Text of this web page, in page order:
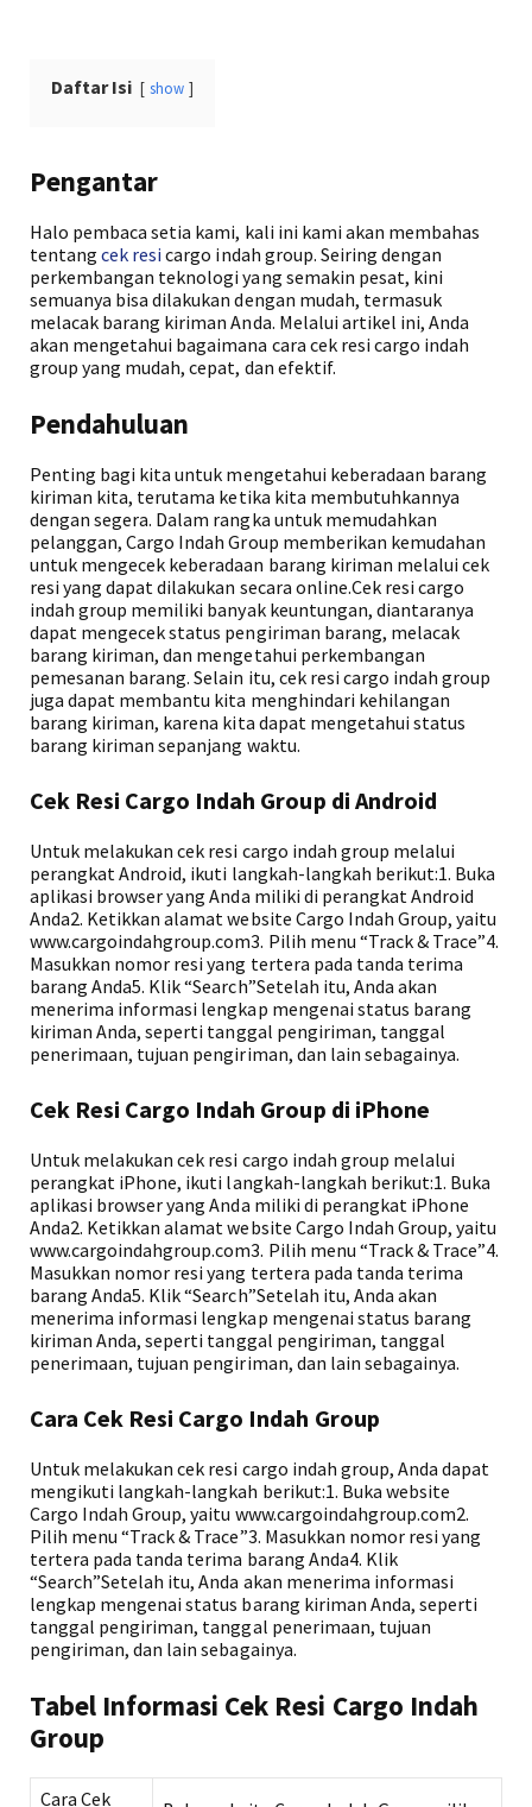
Daftar Isi show
Pengantar
Halo pembaca setia kami, kali ini kami akan membahas
tentangcek resi cargo indah group. Seiring dengan
perkembangan teknologi yang semakin pesat, kini
semuanya bisa dilakukan dengan mudah, termasuk
melacak barang kiriman Anda. Melalui artikel ini, Anda
akan mengetahui bagaimana cara cek resi cargo indah
group yang mudah, cepat, dan efektif.
Pendahuluan
Penting bagi kita untuk mengetahui keberadaan barang
kiriman kita, terutama ketika kita membutuhkannya
dengan segera. Dalam rangka untuk memudahkan
pelanggan, Cargo Indah Group memberikan kemudahan
untuk mengecek keberadaan barang kiriman melalui cek
resi yang dapat dilakukan secara online.Cek resi cargo
indah group memiliki banyak keuntungan, diantaranya
dapat mengecek status pengiriman barang, melacak
barang kiriman, dan mengetahui perkembangan
pemesanan barang. Selain itu, cek resi cargo indah group
juga dapat membantu kita menghindari kehilangan
barang kiriman, karena kita dapat mengetahui status
barang kiriman sepanjang waktu.
Cek Resi Cargo Indah Group di Android
Untuk melakukan cek resi cargo indah group melalui
perangkat Android, ikuti langkah-langkah berikut:1. Buka
aplikasi browser yang Anda miliki di perangkat Android
Anda2. Ketikkan alamat website Cargo Indah Group, yaitu
www.cargoindahgroup.com3. Pilih menu “Track & Trace”4.
Masukkan nomor resi yang tertera pada tanda terima
barang Anda5. Klik “Search”Setelah itu, Anda akan
menerima informasi lengkap mengenai status barang
kiriman Anda, seperti tanggal pengiriman, tanggal
penerimaan, tujuan pengiriman, dan lain sebagainya.
Cek Resi Cargo Indah Group di iPhone
Untuk melakukan cek resi cargo indah group melalui
perangkat iPhone, ikuti langkah-langkah berikut:1. Buka
aplikasi browser yang Anda miliki di perangkat iPhone
Anda2. Ketikkan alamat website Cargo Indah Group, yaitu
www.cargoindahgroup.com3. Pilih menu “Track & Trace”4.
Masukkan nomor resi yang tertera pada tanda terima
barang Anda5. Klik “Search”Setelah itu, Anda akan
menerima informasi lengkap mengenai status barang
kiriman Anda, seperti tanggal pengiriman, tanggal
penerimaan, tujuan pengiriman, dan lain sebagainya.
Cara Cek Resi Cargo Indah Group
Untuk melakukan cek resi cargo indah group, Anda dapat
mengikuti langkah-langkah berikut:1. Buka website
Cargo Indah Group, yaitu www.cargoindahgroup.com2.
Pilih menu “Track & Trace”3. Masukkan nomor resi yang
tertera pada tanda terima barang Anda4. Klik
“Search”Setelah itu, Anda akan menerima informasi
lengkap mengenai status barang kiriman Anda, seperti
tanggal pengiriman, tanggal penerimaan, tujuan
pengiriman, dan lain sebagainya.
Tabel Informasi Cek Resi Cargo Indah
Group
Cara Cek